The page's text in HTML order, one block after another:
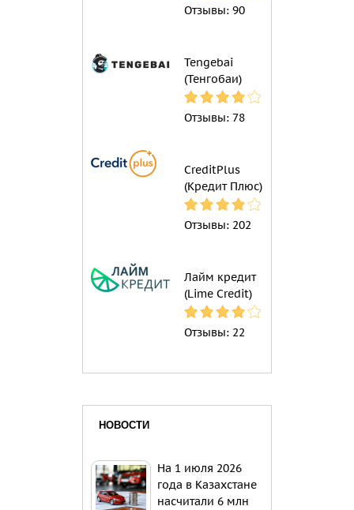
Отзывы: 90
Tengebai
(Тенгобаи)
Отзывы: 78
CreditPlus
(Кредит Плюс)
Отзывы: 202
Лайм кредит
(Lime Credit)
Отзывы: 22
НОВОСТИ
На 1 июля 2026
года в Казахстане
насчитали 6 млн